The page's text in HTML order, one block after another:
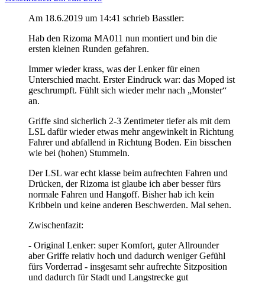
Am 18.6.2019 um 14:41 schrieb Basstler:
Hab den Rizoma MA011 nun montiert und bin die
ersten kleinen Runden gefahren.
Immer wieder krass, was der Lenker für einen
Unterschied macht. Erster Eindruck war: das Moped ist
geschrumpft. Fühlt sich wieder mehr nach „Monster“
an.
Griffe sind sicherlich 2-3 Zentimeter tiefer als mit dem
LSL dafür wieder etwas mehr angewinkelt in Richtung
Fahrer und abfallend in Richtung Boden. Ein bisschen
wie bei (hohen) Stummeln.
Der LSL war echt klasse beim aufrechten Fahren und
Drücken, der Rizoma ist glaube ich aber besser fürs
normale Fahren und Hangoff. Bisher hab ich kein
Kribbeln und keine anderen Beschwerden. Mal sehen.
Zwischenfazit:
- Original Lenker: super Komfort, guter Allrounder
aber Griffe relativ hoch und dadurch weniger Gefühl
fürs Vorderrad - insgesamt sehr aufrechte Sitzposition
und dadurch für Stadt und Langstrecke gut